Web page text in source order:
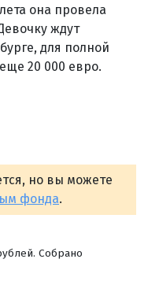
она провела
ждут
для полной
20 000 евро.
но вы можете
фонда.
Собрано